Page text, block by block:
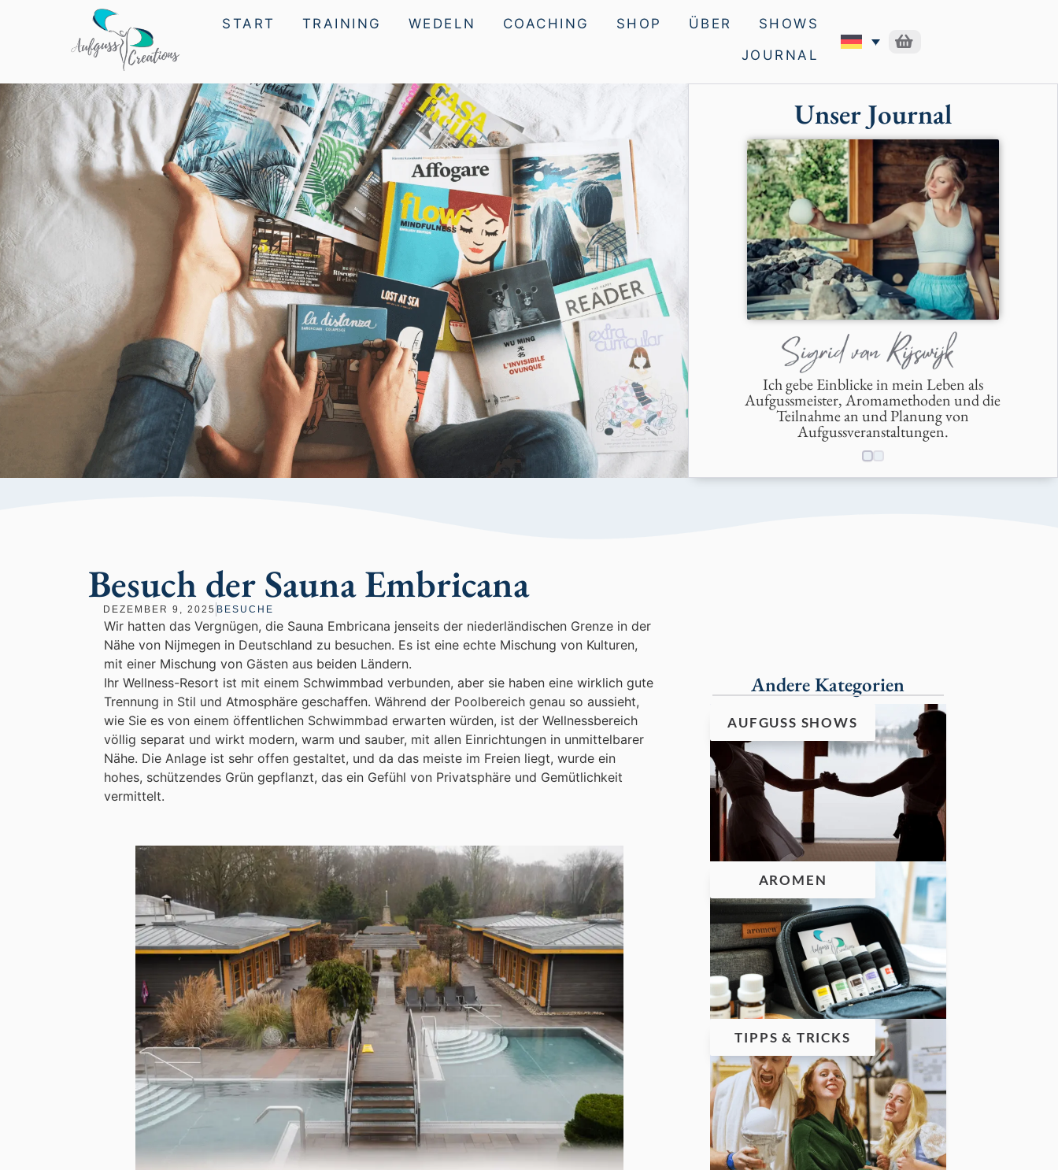
START TRAINING WEDELN COACHING SHOP ÜBER
SHOWS
JOURNAL
Unser Journal
Ich gebe Einblicke in mein Leben als
Aufgussmeister, Aromamethoden und die
Teilnahme an und Planung von
Aufgussveranstaltungen.
Besuch der Sauna Embricana
DEZEMBER 9, 2025 BESUCHE
Wir hatten das Vergnügen, die Sauna Embricana jenseits der niederländischen Grenze in der
Nähe von Nijmegen in Deutschland zu besuchen. Es ist eine echte Mischung von Kulturen,
mit einer Mischung von Gästen aus beiden Ländern.
Ihr Wellness-Resort ist mit einem Schwimmbad verbunden, aber sie haben eine wirklich gute
Trennung in Stil und Atmosphäre geschaffen. Während der Poolbereich genau so aussieht,
wie Sie es von einem öffentlichen Schwimmbad erwarten würden, ist der Wellnessbereich
völlig separat und wirkt modern, warm und sauber, mit allen Einrichtungen in unmittelbarer
Nähe. Die Anlage ist sehr offen gestaltet, und da das meiste im Freien liegt, wurde ein
hohes, schützendes Grün gepflanzt, das ein Gefühl von Privatsphäre und Gemütlichkeit
vermittelt.
Andere Kategorien
AUFGUSS SHOWS
AROMEN
TIPPS & TRICKS